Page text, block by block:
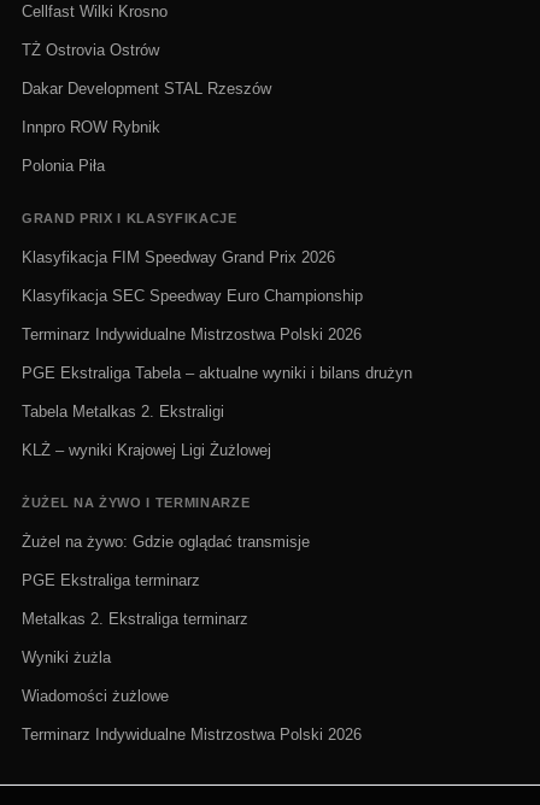
Cellfast Wilki Krosno
TŻ Ostrovia Ostrów
Dakar Development STAL Rzeszów
Innpro ROW Rybnik
Polonia Piła
GRAND PRIX I KLASYFIKACJE
Klasyfikacja FIM Speedway Grand Prix 2026
Klasyfikacja SEC Speedway Euro Championship
Terminarz Indywidualne Mistrzostwa Polski 2026
PGE Ekstraliga Tabela – aktualne wyniki i bilans drużyn
Tabela Metalkas 2. Ekstraligi
KLŻ – wyniki Krajowej Ligi Żużlowej
ŻUŻEL NA ŻYWO I TERMINARZE
Żużel na żywo: Gdzie oglądać transmisje
PGE Ekstraliga terminarz
Metalkas 2. Ekstraliga terminarz
Wyniki żużla
Wiadomości żużlowe
Terminarz Indywidualne Mistrzostwa Polski 2026